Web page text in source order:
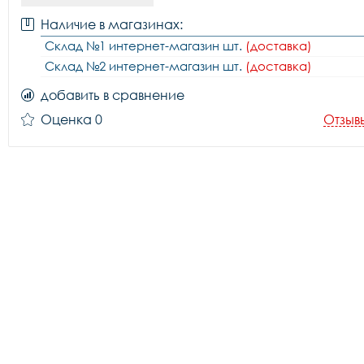
Наличие в магазинах:
Склад №1 интернет-магазин шт. (доставка)
Склад №2 интернет-магазин шт. (доставка)
добавить в сравнение
Оценка 0